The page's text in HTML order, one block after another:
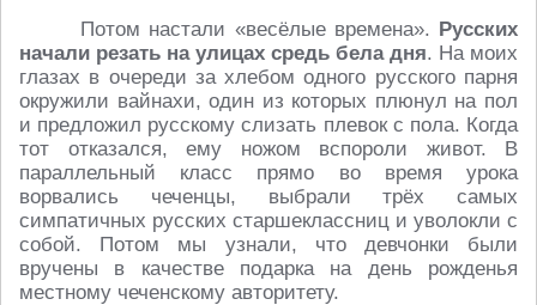
Потом настали «весёлые времена». Русских
начали резать на улицах средь бела дня. На моих
глазах в очереди за хлебом одного русского парня
окружили вайнахи, один из которых плюнул на пол
и предложил русскому слизать плевок с пола. Когда
тот отказался, ему ножом вспороли живот. В
параллельный класс прямо во время урока
ворвались чеченцы, выбрали трёх самых
симпатичных русских старшеклассниц и уволокли с
собой. Потом мы узнали, что девчонки были
вручены в качестве подарка на день рожденья
местному чеченскому авторитету.